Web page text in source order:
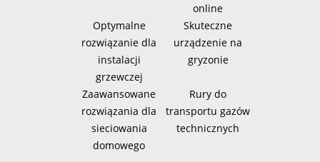
online
Optymalne
rozwiązanie dla
instalacji
grzewczej
Skuteczne
urządzenie na
gryzonie
Zaawansowane
rozwiązania dla
sieciowania
domowego
Rury do
transportu gazów
technicznych